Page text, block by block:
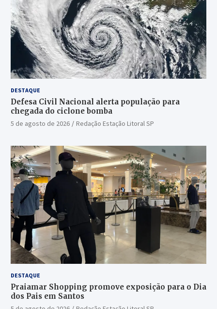
DESTAQUE
Defesa Civil Nacional alerta população para
chegada do ciclone bomba
5 de agosto de 2026 Redação Estação Litoral SP
DESTAQUE
Praiamar Shopping promove exposição para o Dia
dos Pais em Santos